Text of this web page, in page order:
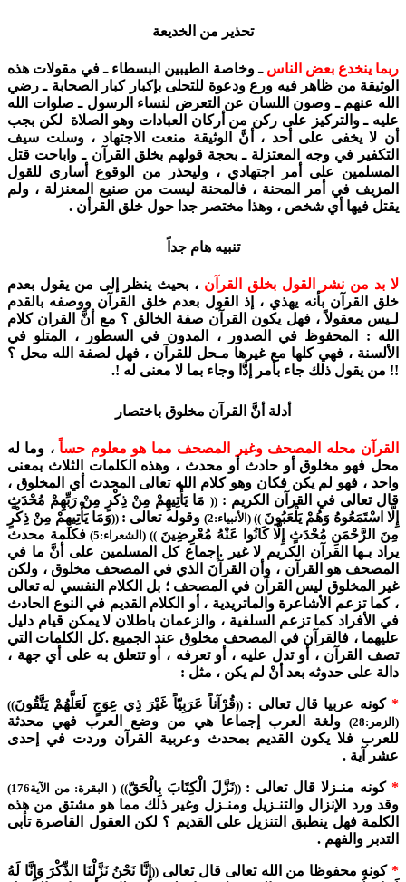
تحذير من الخديعة
ربما ينخدع بعض الناسـ وخاصة الطيبين البسطاء ـ في مقولات هذه
الوثيقة من ظاهر فيه ورع ودعوة للتحلى بإكبار كبار الصحابة ـ رضي
الله عنهم ـ وصون اللسان عن التعرض لنساء الرسول ـ صلوات الله
عليه ـ والتركيز على ركن من أركان العبادات وهو الصلاة لكن بجب
أن لا يخفى على أحد ، أنَّ الوثيقة منعت الاجتهاد ، وسلت سيف
التكفير في وجه المعتزلة ـ بحجة قولهم بخلق القرآن ـ واباحت قتل
المسلمين على أمر اجتهادي ، وليحذر من الوقوع أسارى للقول
المزيف في أمر المحنة ، فالمحنة ليست من صنيع المعنزلة ، ولم
يقتل فيها أي شخص ، وهذا مختصر جدا حول خلق القرأن .
تنبيه هام جداً
لا بد من نشر القول بخلق القرآن ، بحيث ينظر إلى من يقول بعدم
خلق القرآن بأنه يهذي ، إذ القول بعدم خلق القرآن ووصفه بالقدم
لـيس معقولاً ، فهل يكون القرآن صفة الخالق ؟ مع أنَّ القران كلام
الله : المحفوظ في الصدور ، المدون في السطور ، المتلو في
الألسنة ، فهي كلها مع غيرها مـحل للقرآن ، فهل لصفة الله محل ؟
!! من يقول ذلك جاء بأمر إدَّا وجاء بما لا معنى له !.
أدلة أنَّ القرآن مخلوق باختصار
القرآن محله المصحف وغير المصحف مما هو معلوم حساً، وما له
محل فهو مخلوق أو حادث أو محدث ، وهذه الكلمات الثلاث بمعنى
واحد ، فهو لم يكن فكان وهو كلام الله تعالى المحدث أي المخلوق ،
قال تعالى في القرآن الكريم :(( مَا يَأْتِيهِمْ مِنْ ذِكْرٍ مِنْ رَبِّهِمْ مُحْدَثٍ
إِلَّا اسْتَمَعُوهُ وَهُمْ يَلْعَبُونَ )) (الأنبياء:2) وقوله تعالى : ((وَمَا يَأْتِيهِمْ مِنْ ذِكْرٍ
مِنَ الرَّحْمَنِ مُحْدَثٍ إِلَّا كَانُوا عَنْهُ مُعْرِضِينَ)) (الشعراء:5)
فكلمة محدث
يراد بـها القرآن الكريم لا غير .إجماع كل المسلمين على أنَّ ما في
المصحف هو القرآن ، وأن القرآنَ الذي في المصحف مخلوق ، ولكن
غير المخلوق ليس القرآن في المصحف ؛ بل الكلام النفسي له تعالى
، كما تزعم الأشاعرة والماتريدية ، أو الكلام القديم في النوع الحادث
في الأفراد كما تزعم السلفية ، والزعمان باطلان لا يمكن قيام دليل
عليهما ، فالقرآن في المصحف مخلوق عند الجميع .كل الكلمات التي
تصف القرآن ، أو تدل عليه ، أو تعرفه ، أو تتعلق به على أي جهة ،
دالة على حدوثه بعد أنْ لم يكن ، مثل :
*كونه عربيا قال تعالى : ((قُرْآناً عَرَبِيّاً غَيْرَ ذِي عِوَجٍ لَعَلَّهُمْ يَتَّقُونَ))
(الزمر:28)
ولغة العرب إجماعا هي من وضع العرب فهي محدثة
للعرب فلا يكون القديم بمحدث وعربية القرآن وردت في إحدى
عشر آية .
*كونه منـزلا قال تعالى :((نَزَّلَ الْكِتَابَ بِالْحَقّ)) ( البقرة: من الآية176)
وقد ورد الإنزال والتنـزيل ومنـزل وغير ذلك مما هو مشتق من هذه
الكلمة فهل ينطبق التنزيل على القديم ؟ لكن العقول القاصرة تأبى
التدبر والفهم .
*كونه محفوظا من الله تعالى قال تعالى(( إِنَّا نَحْنُ نَزَّلْنَا الذِّكْرَ وَإِنَّا لَهُ